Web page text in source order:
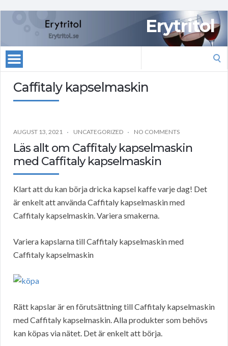
Erytritol
Caffitaly kapselmaskin
AUGUST 13, 2021 UNCATEGORIZED NO COMMENTS
Läs allt om Caffitaly kapselmaskin
med Caffitaly kapselmaskin
Klart att du kan börja dricka kapsel kaffe varje dag! Det
är enkelt att använda Caffitaly kapselmaskin med
Caffitaly kapselmaskin. Variera smakerna.
Variera kapslarna till Caffitaly kapselmaskin med
Caffitaly kapselmaskin
Rätt kapslar är en förutsättning till Caffitaly kapselmaskin
med Caffitaly kapselmaskin. Alla produkter som behövs
kan köpas via nätet. Det är enkelt att börja.